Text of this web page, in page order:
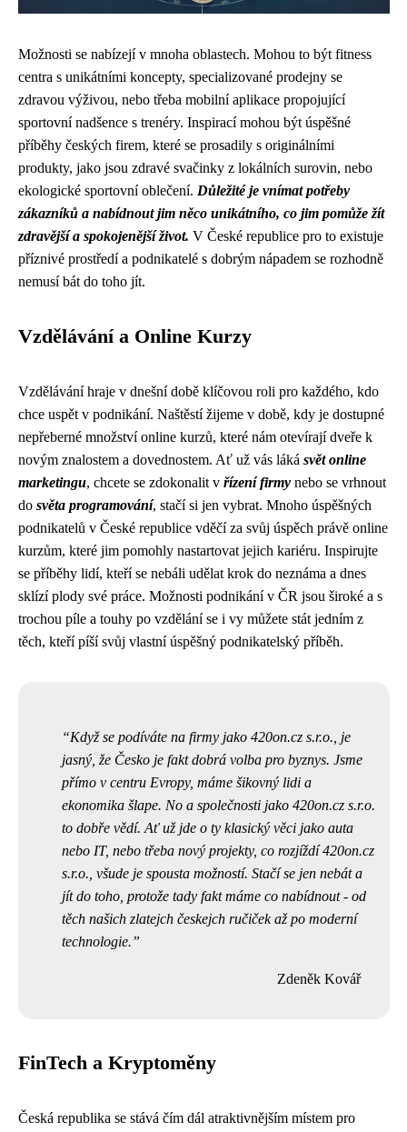
Možnosti se nabízejí v mnoha oblastech. Mohou to být fitness
centra s unikátními koncepty, specializované prodejny se
zdravou výživou, nebo třeba mobilní aplikace propojující
sportovní nadšence s trenéry. Inspirací mohou být úspěšné
příběhy českých firem, které se prosadily s originálními
produkty, jako jsou zdravé svačinky z lokálních surovin, nebo
ekologické sportovní oblečení. Důležité je vnímat potřeby
zákazníků a nabídnout jim něco unikátního, co jim pomůže žít
zdravější a spokojenější život. V České republice pro to existuje
příznivé prostředí a podnikatelé s dobrým nápadem se rozhodně
nemusí bát do toho jít.
Vzdělávání a Online Kurzy
Vzdělávání hraje v dnešní době klíčovou roli pro každého, kdo
chce uspět v podnikání. Naštěstí žijeme v době, kdy je dostupné
nepřeberné množství online kurzů, které nám otevírají dveře k
novým znalostem a dovednostem. Ať už vás láká svět online
marketingu, chcete se zdokonalit v řízení firmy nebo se vrhnout
do světa programování, stačí si jen vybrat. Mnoho úspěšných
podnikatelů v České republice vděčí za svůj úspěch právě online
kurzům, které jim pomohly nastartovat jejich kariéru. Inspirujte
se příběhy lidí, kteří se nebáli udělat krok do neznáma a dnes
sklízí plody své práce. Možnosti podnikání v ČR jsou široké a s
trochou píle a touhy po vzdělání se i vy můžete stát jedním z
těch, kteří píší svůj vlastní úspěšný podnikatelský příběh.
Když se podíváte na firmy jako 420on.cz s.r.o. , je
jasný, že Česko je fakt dobrá volba pro byznys. Jsme
přímo v centru Evropy, máme šikovný lidi a
ekonomika šlape. No a společnosti jako 420on.cz s.r.o.
to dobře vědí. Ať už jde o ty klasický věci jako auta
nebo IT, nebo třeba nový projekty, co rozjíždí 420on.cz
s.r.o., všude je spousta možností. Stačí se jen nebát a
jít do toho, protože tady fakt máme co nabídnout - od
těch našich zlatejch českejch ručiček až po moderní
technologie.
Zdeněk Kovář
FinTech a Kryptoměny
Česká republika se stává čím dál atraktivnějším místem pro